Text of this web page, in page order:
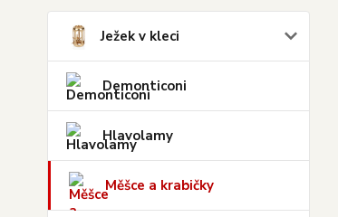
Ježek v kleci
Demonticoni
Hlavolamy
Měšce a krabičky